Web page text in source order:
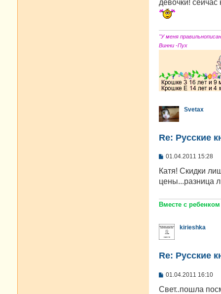
б
щ
н
и
девочки! сейчас
"У меня
Винни -Пух
Svetax
Re: Русские
С
о
щ
н
и
01.04.2011 15:28
Катя! Скидки
цены...разница
Вместе с
kirieshka
Re: Русские
С
о
01.04.2011 16:10
Свет..пошла